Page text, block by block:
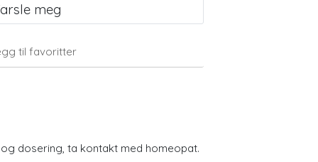
Kjøp
meg
til favoritter
dosering, ta kontakt med homeopat.